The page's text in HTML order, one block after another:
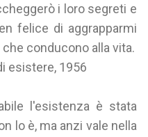
i loro segreti e
felice di aggrapparmi
conducono alla vita.
esistere, 1956
l'esistenza è stata
lo è, ma anzi vale nella